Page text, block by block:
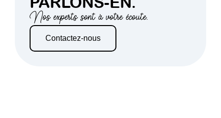
Nos experts sont à votre écoute.
Contactez-nous